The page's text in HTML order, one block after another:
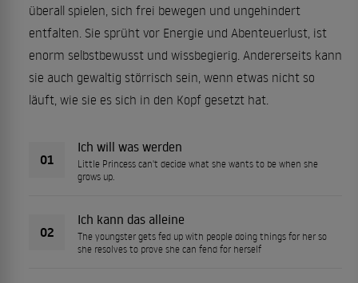
überall spielen, sich frei bewegen und ungehindert
entfalten. Sie sprüht vor Energie und Abenteuerlust, ist
enorm selbstbewusst und wissbegierig. Andererseits kann
sie auch gewaltig störrisch sein, wenn etwas nicht so
läuft, wie sie es sich in den Kopf gesetzt hat.
01
Ich will was werden
Little Princess can't decide what she wants to be when she
grows up.
02
Ich kann das alleine
The youngster gets fed up with people doing things for her so
she resolves to prove she can fend for herself